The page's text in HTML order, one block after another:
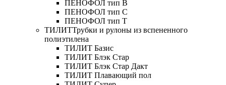
ПЕНОФОЛ тип B
ПЕНОФОЛ тип C
ПЕНОФОЛ тип T
ТИЛИТТрубки и рулоны из вспененного
полиэтилена
ТИЛИТ Базис
ТИЛИТ Блэк Стар
ТИЛИТ Блэк Стар Дакт
ТИЛИТ Плавающий пол